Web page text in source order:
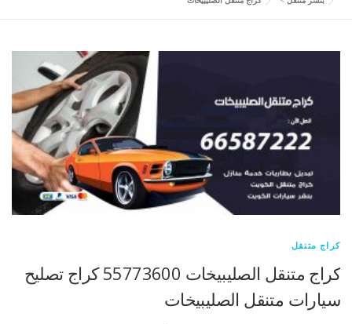
كراج متنقل
كراج متنقل الصليبيخات 55773600 كراج تصليح
سيارات متنقل الصليبيخات